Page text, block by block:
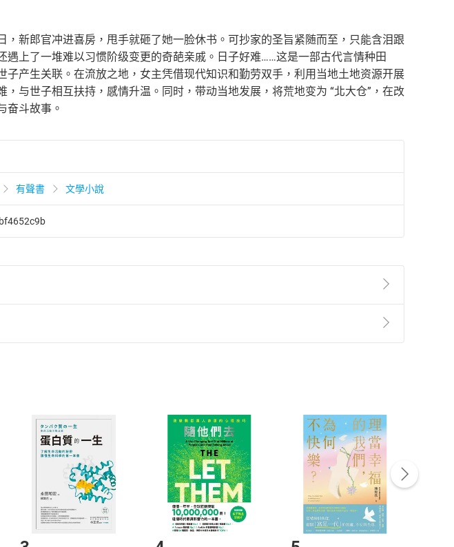
新郎官冲进喜房，甩手就砸了她一脸休书。可抄家的圣旨紧随而至，只能含泪跟
上了一堆难以习惯阶级变更的奇葩亲戚。日子好难……这是一部古代言情种田
产生关联。在流放之地，女主凭借现代知识和勤劳双手，利用当地土地资源开展
与世子相互扶持，感情升温。同时，带动当地发展，将荒地变为 “北大仓”，在改
奋斗故事。
有聲書 文學小說
易解除權合理例外情事適用準則第2條第5款之規定，「非以有形媒介提供之數位
銷售之商品為電子書，屬非以有形媒介提供之數位內容，消費者同意若訂購後
天市場，並於「我的訂單」中點選「瀏覽訂單明細」
「申請取消訂單/退
後將為您辦理退款事宜。
貨，恕無法以單支商品取消/退貨。
登入帳號
Login
付款方式
Payment
完成 訂單
Complete
Step2.登入帳號，下載書籍後看書